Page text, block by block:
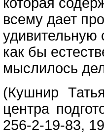
которая
всему дает
удивительную
как бы
мыслилось
(Кушнир
центра
256-2-19-83,